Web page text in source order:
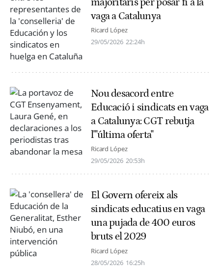
majoritaris per posar fi a la
vaga a Catalunya
Ricard López
29/05/2026 22:24h
Nou desacord entre
Educació i sindicats en vaga
a Catalunya: CGT rebutja
l'"última oferta"
Ricard López
29/05/2026 20:53h
El Govern ofereix als
sindicats educatius en vaga
una pujada de 400 euros
bruts el 2029
Ricard López
28/05/2026 16:25h